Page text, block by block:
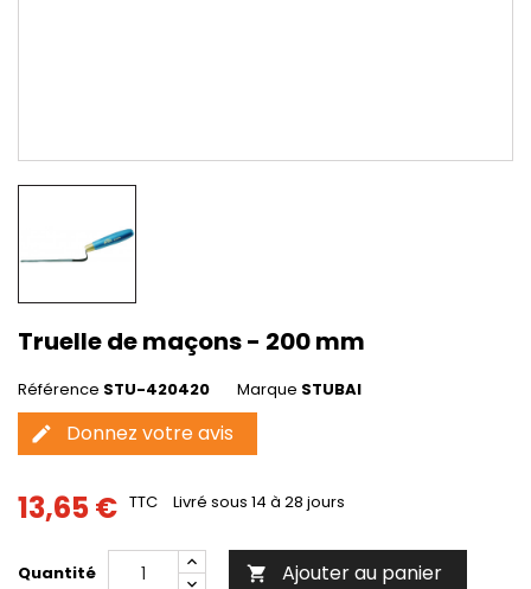
Truelle de maçons - 200 mm
Référence STU-420420 Marque STUBAI
edit Donnez votre avis
13,65 € TTC Livré sous 14 à 28 jours
Quantité  Ajouter au panier